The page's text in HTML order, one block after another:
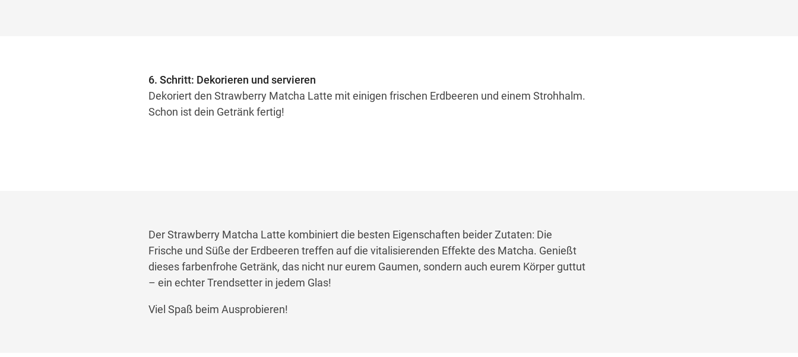
6. Schritt: Dekorieren und servieren
Dekoriert den Strawberry Matcha Latte mit einigen frischen Erdbeeren und einem Strohhalm.
Schon ist dein Getränk fertig!
Der Strawberry Matcha Latte kombiniert die besten Eigenschaften beider Zutaten: Die
Frische und Süße der Erdbeeren treffen auf die vitalisierenden Effekte des Matcha. Genießt
dieses farbenfrohe Getränk, das nicht nur eurem Gaumen, sondern auch eurem Körper guttut
– ein echter Trendsetter in jedem Glas!
Viel Spaß beim Ausprobieren!